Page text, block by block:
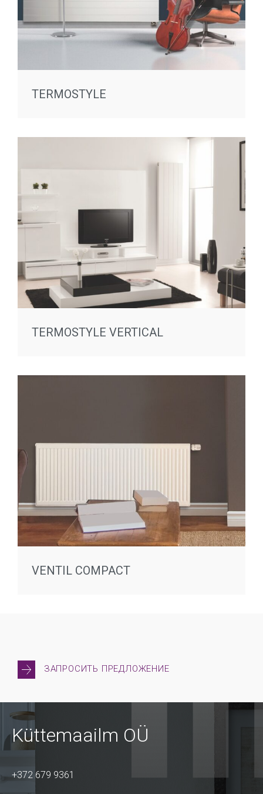
ЗАПРОСИТЬ ПРЕДЛОЖЕНИЕ
TERMOSTYLE
TERMOSTYLE VERTICAL
VENTIL COMPACT
Küttemaailm OÜ
+372 679 9361